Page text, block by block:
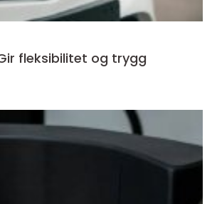
fleksibilitet og trygg